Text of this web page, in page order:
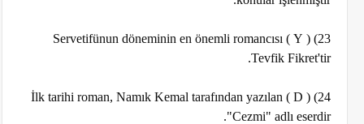
23) ( Y ) Servetifünun döneminin en önemli romancısı
Tevfik Fikret'tir.
24) ( D ) İlk tarihi roman, Namık Kemal tarafından yazılan
"Cezmi" adlı eserdir.